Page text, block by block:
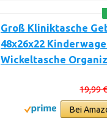
Groß Kliniktasche
48x26x22
Wickeltasche
19,99
Bei